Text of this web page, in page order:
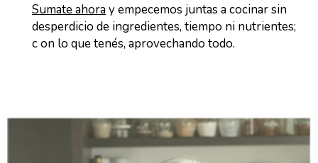
Sumate ahoray empecemos juntas a cocinar sin
desperdicio de ingredientes, tiempo ni nutrientes;
c on lo que tenés, aprovechando todo.